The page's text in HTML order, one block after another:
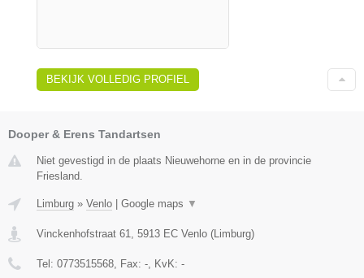
BEKIJK VOLLEDIG PROFIEL
Dooper & Erens Tandartsen
Niet gevestigd in de plaats Nieuwehorne en in de provincie
Friesland.
Limburg » Venlo Google maps ▼
Vinckenhofstraat 61, 5913 EC Venlo (Limburg)
Tel: 0773515568, Fax: -, KvK: -